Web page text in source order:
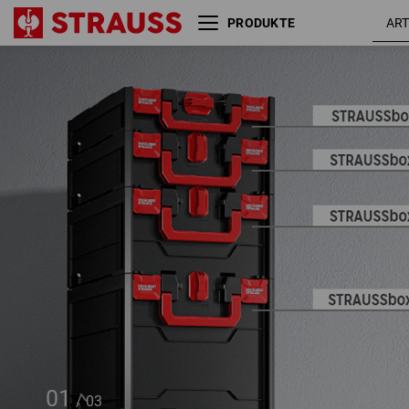
PRODUKTE
01 / 03
STRAUSSbox 145 midi+